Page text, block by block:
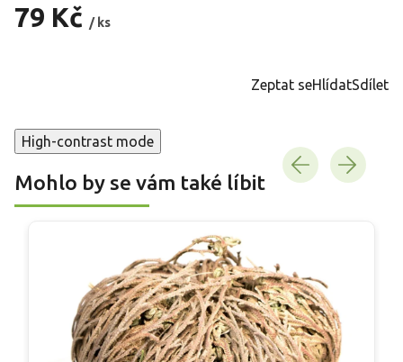
79 Kč / ks
Zeptat seHlídatSdílet
High-contrast mode
Mohlo by se vám také líbit